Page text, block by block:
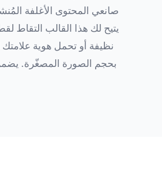
صانعي المحتوى الأغلفة
يتيح لك هذا القالب التقاط
نظيفة أو تحمل هوية
بحجم الصورة المصغّرة. يضمن